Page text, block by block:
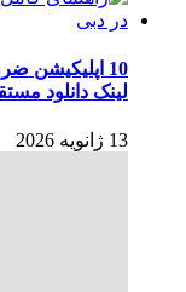
لینک دانلود
13 ژانویه 2026